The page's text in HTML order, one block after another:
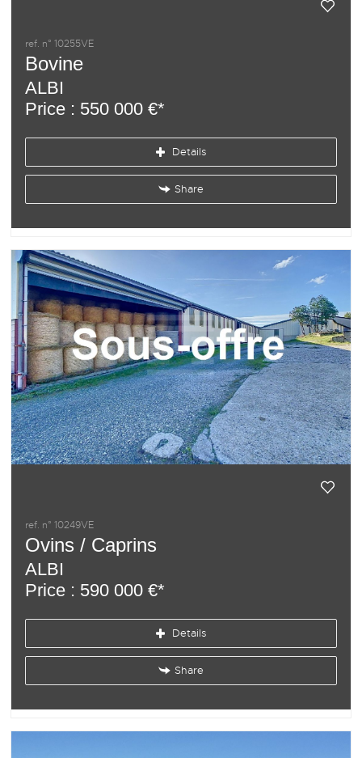
ref. n° 10255VE
Bovine
ALBI
Price : 550 000 €*
Details
Share
ref. n° 10249VE
Ovins / Caprins
ALBI
Price : 590 000 €*
Details
Share